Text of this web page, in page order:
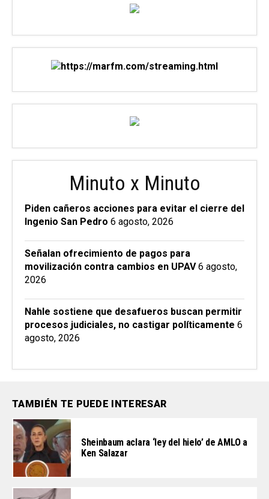
Minuto x Minuto
Piden cañeros acciones para evitar el cierre del
Ingenio San Pedro 6 agosto, 2026
Señalan ofrecimiento de pagos para
movilización contra cambios en UPAV 6 agosto,
2026
Nahle sostiene que desafueros buscan permitir
procesos judiciales, no castigar políticamente 6
agosto, 2026
TAMBIÉN TE PUEDE INTERESAR
Sheinbaum aclara ‘ley del hielo’ de AMLO a
Ken Salazar